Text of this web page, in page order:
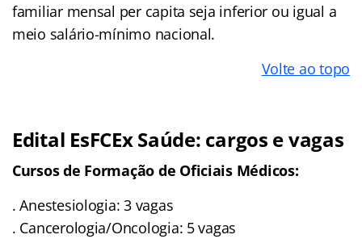
familiar mensal per capita seja inferior ou igual a
meio salário-mínimo nacional.
Volte ao topo
Edital EsFCEx Saúde: cargos e vagas
Cursos de Formação de Oficiais Médicos:
. Anestesiologia: 3 vagas
. Cancerologia/Oncologia: 5 vagas